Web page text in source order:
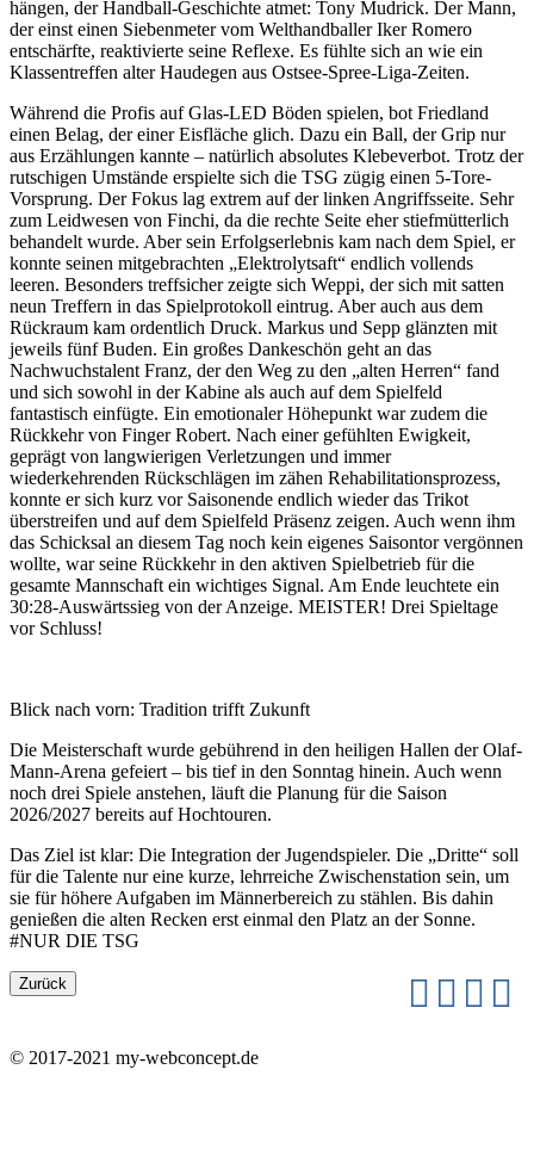
hängen, der Handball-Geschichte atmet: Tony Mudrick. Der Mann,
der einst einen Siebenmeter vom Welthandballer Iker Romero
entschärfte, reaktivierte seine Reflexe. Es fühlte sich an wie ein
Klassentreffen alter Haudegen aus Ostsee-Spree-Liga-Zeiten.
Während die Profis auf Glas-LED Böden spielen, bot Friedland
einen Belag, der einer Eisfläche glich. Dazu ein Ball, der Grip nur
aus Erzählungen kannte – natürlich absolutes Klebeverbot. Trotz der
rutschigen Umstände erspielte sich die TSG zügig einen 5-Tore-
Vorsprung. Der Fokus lag extrem auf der linken Angriffsseite. Sehr
zum Leidwesen von Finchi, da die rechte Seite eher stiefmütterlich
behandelt wurde. Aber sein Erfolgserlebnis kam nach dem Spiel, er
konnte seinen mitgebrachten „Elektrolytsaft“ endlich vollends
leeren. Besonders treffsicher zeigte sich Weppi, der sich mit satten
neun Treffern in das Spielprotokoll eintrug. Aber auch aus dem
Rückraum kam ordentlich Druck. Markus und Sepp glänzten mit
jeweils fünf Buden. Ein großes Dankeschön geht an das
Nachwuchstalent Franz, der den Weg zu den „alten Herren“ fand
und sich sowohl in der Kabine als auch auf dem Spielfeld
fantastisch einfügte. Ein emotionaler Höhepunkt war zudem die
Rückkehr von Finger Robert. Nach einer gefühlten Ewigkeit,
geprägt von langwierigen Verletzungen und immer
wiederkehrenden Rückschlägen im zähen Rehabilitationsprozess,
konnte er sich kurz vor Saisonende endlich wieder das Trikot
überstreifen und auf dem Spielfeld Präsenz zeigen. Auch wenn ihm
das Schicksal an diesem Tag noch kein eigenes Saisontor vergönnen
wollte, war seine Rückkehr in den aktiven Spielbetrieb für die
gesamte Mannschaft ein wichtiges Signal. Am Ende leuchtete ein
30:28-Auswärtssieg von der Anzeige. MEISTER! Drei Spieltage
vor Schluss!
Blick nach vorn: Tradition trifft Zukunft
Die Meisterschaft wurde gebührend in den heiligen Hallen der Olaf-
Mann-Arena gefeiert – bis tief in den Sonntag hinein. Auch wenn
noch drei Spiele anstehen, läuft die Planung für die Saison
2026/2027 bereits auf Hochtouren.
Das Ziel ist klar: Die Integration der Jugendspieler. Die „Dritte“ soll
für die Talente nur eine kurze, lehrreiche Zwischenstation sein, um
sie für höhere Aufgaben im Männerbereich zu stählen. Bis dahin
genießen die alten Recken erst einmal den Platz an der Sonne.
#NUR DIE TSG
© 2017-2021 my-webconcept.de